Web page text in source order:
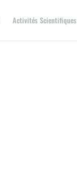
Activités Scientifiques